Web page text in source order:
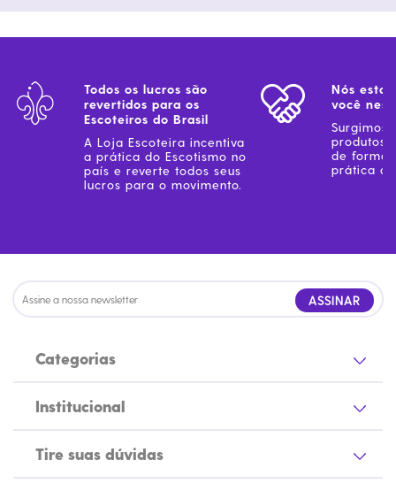
Todos os lucros são
revertidos para os
Escoteiros do Brasil
A Loja Escoteira incentiva
a prática do Escotismo no
país e reverte todos seus
lucros para o movimento.
Nós
você
Surgimos
produtos
de forma
prática
ASSINAR
Categorias
Institucional
Tire suas dúvidas